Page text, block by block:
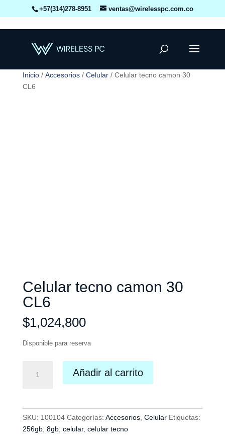
+57(314)278-8951 ventas@wirelesspc.com.co
Inicio/ Accesorios/ Celular/ Celular tecno camon 30
CL6
Celular tecno camon 30
CL6
$1,024,800
Disponible para reserva
tecno
Añadir al carrito
SKU: 100104 Categorías: Accesorios, Celular Etiquetas:
256gb, 8gb, celular, celular tecno